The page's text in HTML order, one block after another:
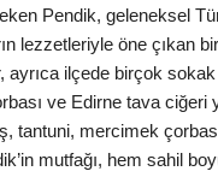
Pendik, geleneksel
lezzetleriyle öne çıkan
ayrıca ilçede birçok
ve Edirne tava ciğeri
tantuni, mercimek
mutfağı, hem sahil